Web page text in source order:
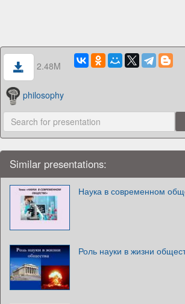
2.48M
philosophy
Similar presentations:
Наука в современном
Роль науки в жизни